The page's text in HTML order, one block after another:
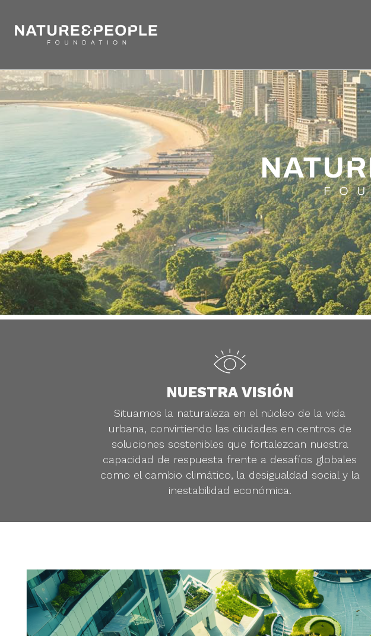
NUESTRA VISIÓN
Situamos la naturaleza en el núcleo de la vida
urbana, convirtiendo las ciudades en centros de
soluciones sostenibles que fortalezcan nuestra
capacidad de respuesta frente a desafíos globales
como el cambio climático, la desigualdad social y la
inestabilidad económica.